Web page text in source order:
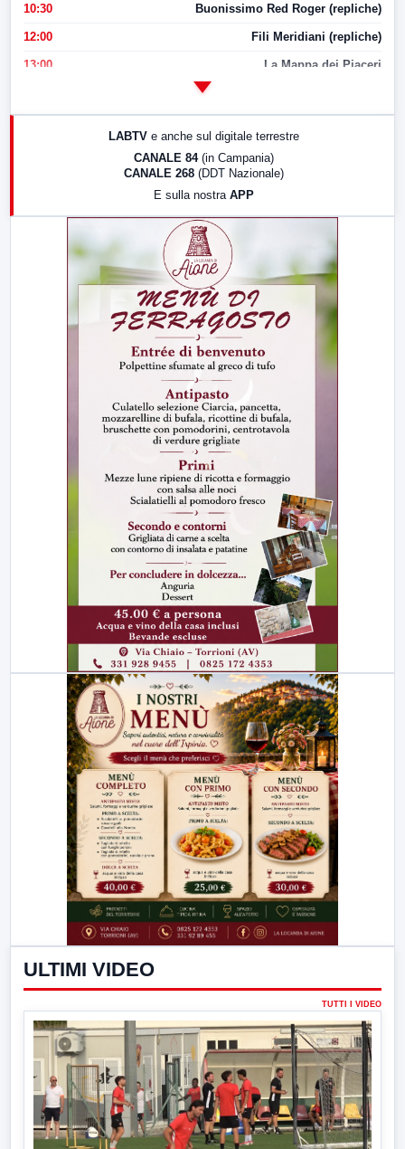
10:30 Buonissimo Red Roger (repliche)
12:00 Fili Meridiani (repliche)
13:00 La Mappa dei Piaceri
17:00 LabNews (replica)
LABTV e anche sul digitale terrestre
CANALE 84 (in Campania)
CANALE 268 (DDT Nazionale)
E sulla nostra APP
ULTIMI VIDEO
TUTTI I VIDEO